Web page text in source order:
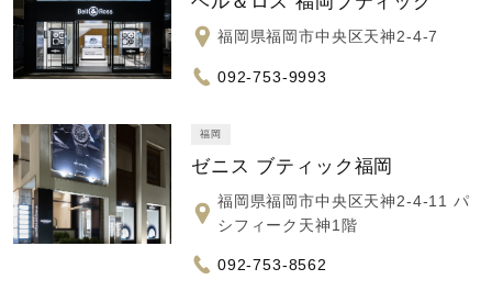
福岡県福岡市中央区天神2-4-7
092-753-9993
福岡
ゼニス ブティック福岡
福岡県福岡市中央区天神2-4-11 パ
シフィーク天神1階
092-753-8562